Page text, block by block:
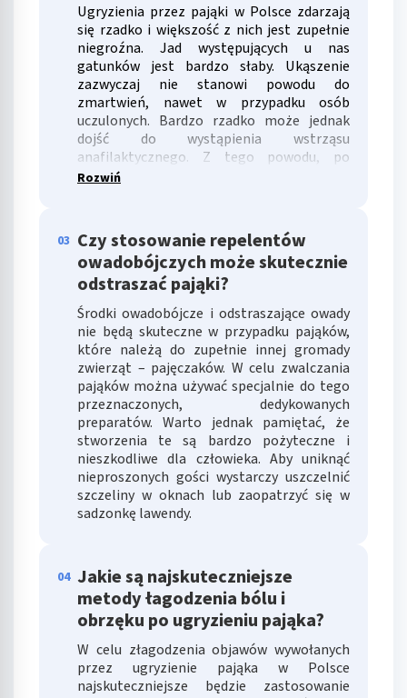
Ugryzienia przez pająki w Polsce zdarzają
się rzadko i większość z nich jest zupełnie
niegroźna. Jad występujących u nas
gatunków jest bardzo słaby. Ukąszenie
zazwyczaj nie stanowi powodu do
zmartwień, nawet w przypadku osób
uczulonych. Bardzo rzadko może jednak
dojść do wystąpienia wstrząsu
anafilaktycznego. Z tego powodu, po
zaobserwowaniu niepokojących objawów,
najszybciej szukać pomocy medycznej.
Rozwiń
03 Czy stosowanie repelentów
owadobójczych może skutecznie
odstraszać pająki?
Środki owadobójcze i odstraszające owady
nie będą skuteczne w przypadku pająków,
które należą do zupełnie innej gromady
zwierząt – pajęczaków. W celu zwalczania
pająków można używać specjalnie do tego
przeznaczonych, dedykowanych
preparatów. Warto jednak pamiętać, że
stworzenia te są bardzo pożyteczne i
nieszkodliwe dla człowieka. Aby uniknąć
nieproszonych gości wystarczy uszczelnić
szczeliny w oknach lub zaopatrzyć się w
sadzonkę lawendy.
04 Jakie są najskuteczniejsze
metody łagodzenia bólu i
obrzęku po ugryzieniu pająka?
W celu złagodzenia objawów wywołanych
przez ugryzienie pająka w Polsce
najskuteczniejsze będzie zastosowanie
Wykorzystywanie ograniczonych danych do
wyboru treści
Funkcje specjalne IAB:
Użycie dokładnych danych geolokalizacyjnych
Identyfikowanie urządzeń na podstawie
aktywnie żądanych informacji
Cele przetwarzania inne niż IAB:
Wydajność (Performance)
Reklama / śledzenie